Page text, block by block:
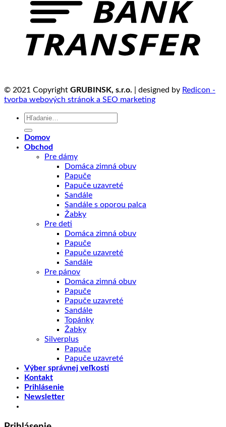
© 2021 Copyright GRUBINSK, s.r.o. | designed by Redicon -
tvorba webových stránok a SEO marketing
Hľadať:
Domov
Obchod
Pre dámy
Domáca zimná obuv
Papuče
Papuče uzavreté
Sandále
Sandále s oporou palca
Žabky
Pre deti
Domáca zimná obuv
Papuče
Papuče uzavreté
Sandále
Pre pánov
Domáca zimná obuv
Papuče
Papuče uzavreté
Sandále
Topánky
Žabky
Silverplus
Papuče
Papuče uzavreté
Výber správnej veľkosti
Kontakt
Prihlásenie
Newsletter